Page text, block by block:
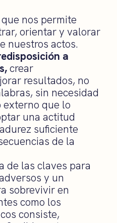
que nos permite
orientar y valorar
nuestros actos.
a
crear
resultados, no
sin necesidad
que lo
una actitud
suficiente
de la
de las claves para
y un
sobrevivir en
como los
consiste,